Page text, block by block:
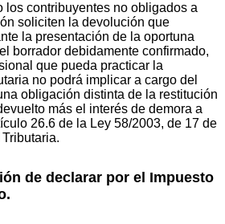
los contribuyentes no obligados a
soliciten la devolución que
la presentación de la oportuna
borrador debidamente confirmado,
que pueda practicar la
no podrá implicar a cargo del
obligación distinta de la restitución
más el interés de demora a
26.6 de la Ley 58/2003, de 17 de
de declarar por el Impuesto